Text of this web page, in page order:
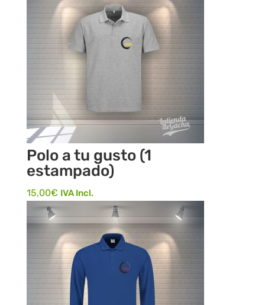
Polo a tu gusto (1
estampado)
15,00€ IVA Incl.